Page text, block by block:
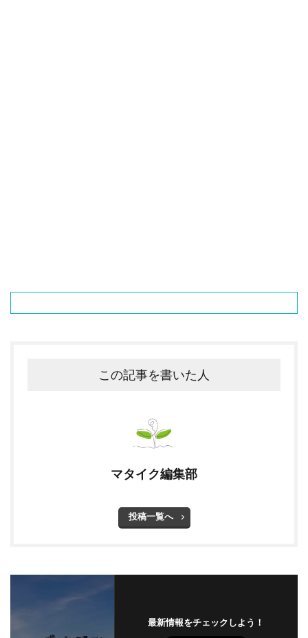
この記事を書いた人
マタイク編集部
投稿一覧へ
最新情報をチェックしよう！